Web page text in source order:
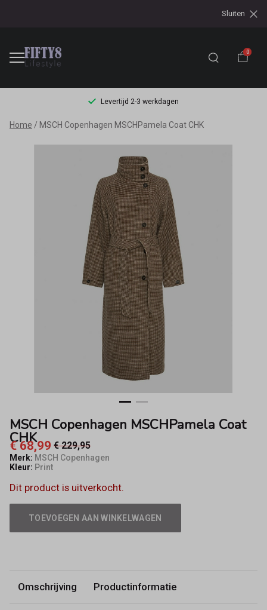
Sluiten
0
Levertijd 2-3 werkdagen
MSCH
Copenhagen
MSCHPamela
Home MSCH Copenhagen MSCHPamela Coat CHK
MSCH Copenhagen MSCHPamela Coat
CHK
€ 68,99 € 229,95
Merk: MSCH Copenhagen
Kleur: Print
Dit product is uitverkocht.
TOEVOEGEN AAN WINKELWAGEN
Omschrijving Productinformatie